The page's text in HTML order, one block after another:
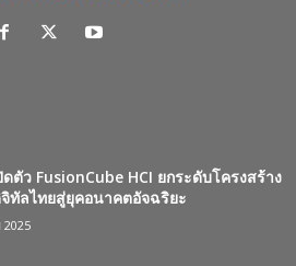
ดตัว FusionCube HCI ยกระดับโครงสร้าง
ทัลไทยสู่ยุคอนาคตอัจฉริยะ
2025